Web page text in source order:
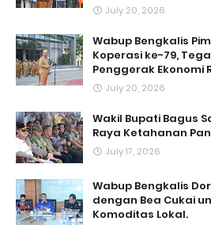
July 20, 2026
Wabup Bengkalis
Koperasi ke-79,
Penggerak Ekonomi
July 20, 2026
Wakil Bupati Bagus
Raya Ketahanan
July 17, 2026
Wabup Bengkalis
dengan Bea Cukai
Komoditas Lokal.